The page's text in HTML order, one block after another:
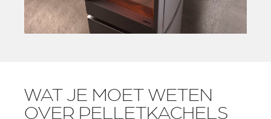
WAT JE MOET WETEN
OVER PELLETKACHELS